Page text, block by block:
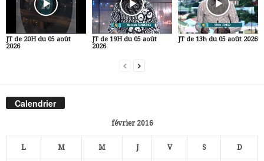
JT de 20H du 05 août
2026
JT de 19H du 05 août
2026
JT de 13h du 05 août 2026
Calendrier
février 2016
L M M J V S D